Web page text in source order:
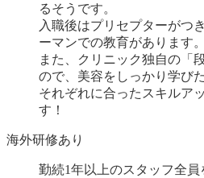
るそうです。
入職後はプリセプターがつ
ーマンでの教育があります。
また、クリニック独自の「
ので、美容をしっかり学び
それぞれに合ったスキルア
す！
海外研修あり
勤続1年以上のスタッフ全